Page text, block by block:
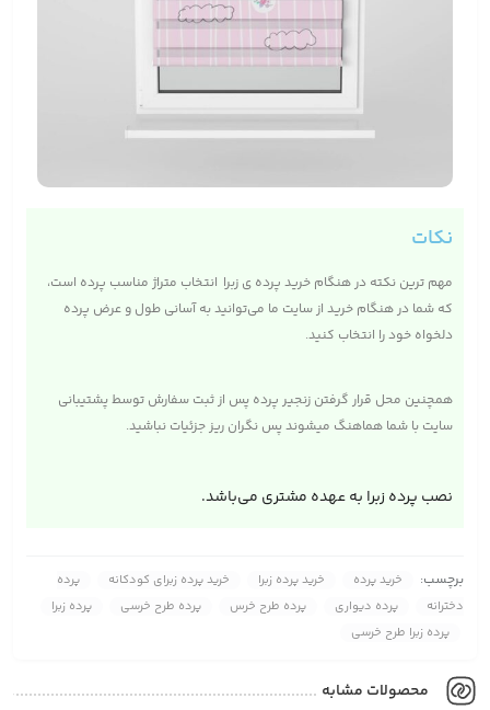
نکات
مهم ترین نکته در هنگام خرید پرده ی زبرا انتخاب متراژ مناسب پرده است،
که شما در هنگام خرید از سایت ما می‌توانید به آسانی طول و عرض پرده
دلخواه خود را انتخاب کنید.
همچنین محل قرار گرفتن زنجیر پرده پس از ثبت سفارش توسط پشتیبانی
سایت با شما هماهنگ میشوند پس نگران ریز جزئیات نباشید.
نصب پرده زبرا به عهده مشتری می‌باشد.
برچسب: خرید پرده خرید پرده زبرا خرید پرده زبرای کودکانه
پرده
دخترانه
پرده دیواری پرده طرح خرس پرده طرح خرسی
پرده زبرا
پرده زبرا طرح خرسی
محصولات مشابه